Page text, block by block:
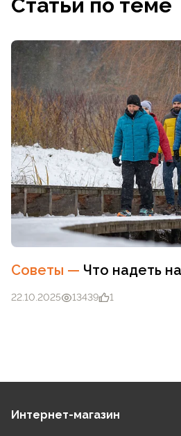
Статьи по теме
Советы — Что надеть
22.10.2025 13439 1
Интернет-магазин